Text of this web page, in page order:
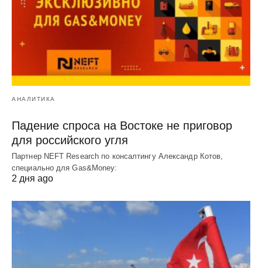
АНАЛИТИКА
Падение спроса на Востоке не приговор
для российского угля
Партнер NEFT Research по консалтингу Александр Котов,
специально для Gas&Money:
2 дня ago